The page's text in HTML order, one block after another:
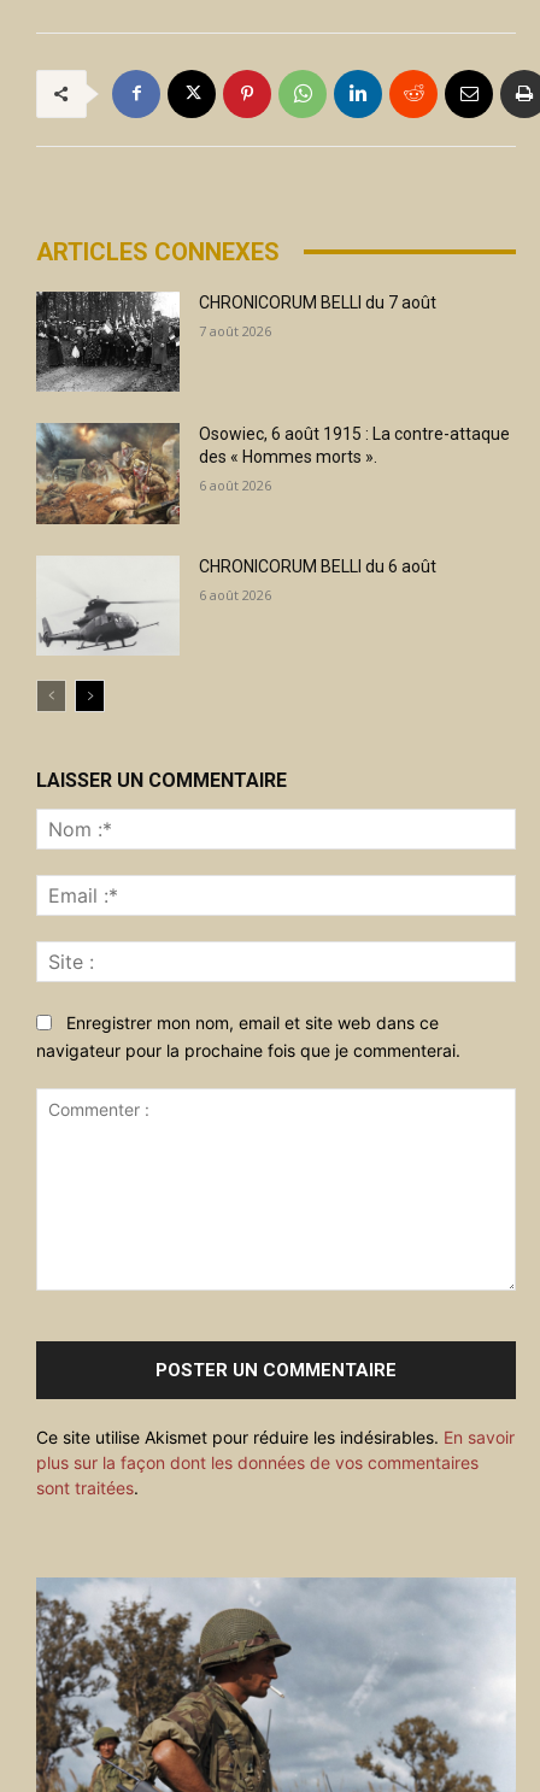
ARTICLES CONNEXES
CHRONICORUM BELLI du 7 août
7 août 2026
Osowiec, 6 août 1915 : La contre-attaque
des « Hommes morts ».
6 août 2026
CHRONICORUM BELLI du 6 août
6 août 2026
LAISSER UN COMMENTAIRE
:*
:*
:
Enregistrer mon nom, email et site web dans ce
navigateur pour la prochaine fois que je commenterai.
Ce site utilise Akismet pour réduire les indésirables. En savoir
plus sur la façon dont les données de vos commentaires
sont traitées.